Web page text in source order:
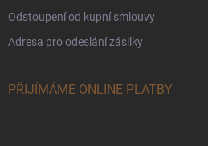
Odstoupení od kupní smlouvy
Adresa pro odeslání zásilky
PŘIJÍMÁME ONLINE PLATBY